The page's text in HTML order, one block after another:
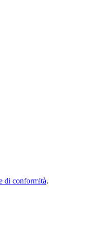
di conformità.